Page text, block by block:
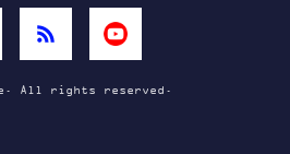
All rights reserved.